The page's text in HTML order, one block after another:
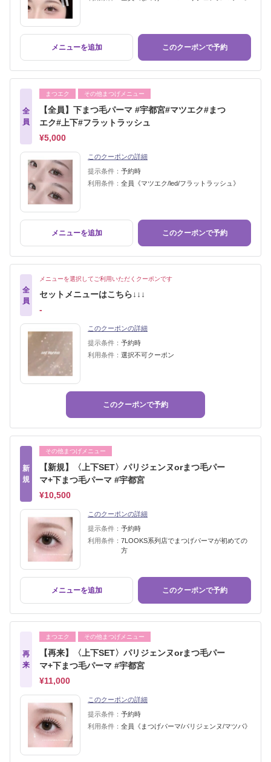
メニューを追加 このクーポンで予約
全
員
まつエク その他まつげメニュー
【全員】下まつ毛パーマ #宇都宮#マツエク#まつ
エク#上下#フラットラッシュ
¥5,000
このクーポンの詳細
提示条件： 予約時
利用条件： 全員《マツエク/led/フラットラッシュ》
メニューを追加 このクーポンで予約
全
員
メニューを選択してご利用いただくクーポンです
セットメニューはこちら↓↓↓
‐
このクーポンの詳細
提示条件： 予約時
利用条件： 選択不可クーポン
このクーポンで予約
新
規
その他まつげメニュー
【新規】〈上下SET〉パリジェンヌorまつ毛パー
マ+下まつ毛パーマ #宇都宮
¥10,500
このクーポンの詳細
提示条件： 予約時
利用条件： 7LOOKS系列店でまつげパーマが初めての
方
メニューを追加 このクーポンで予約
再
来
まつエク その他まつげメニュー
【再来】〈上下SET〉パリジェンヌorまつ毛パー
マ+下まつ毛パーマ #宇都宮
¥11,000
このクーポンの詳細
提示条件： 予約時
利用条件： 全員《まつげパーマ/パリジェンヌ/マツパ》